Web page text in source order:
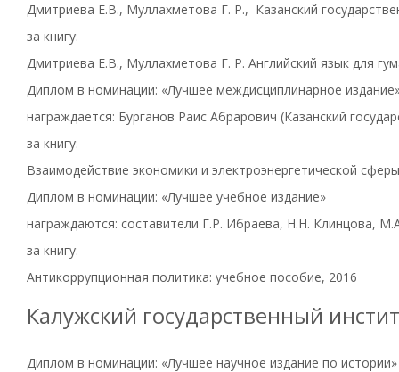
Дмитриева Е.В., Муллахметова Г. Р., Казанский
за книгу:
Дмитриева Е.В., Муллахметова Г. Р. Английский язык для
Диплом в номинации: «Лучшее междисциплинарное
награждается: Бурганов Раис Абрарович (Казанский
за книгу:
Взаимодействие экономики и электроэнергетической
Диплом в номинации: «Лучшее учебное издание»
награждаются: составители Г.Р. Ибраева, Н.Н. Клинцова,
за книгу:
Антикоррупционная политика: учебное пособие, 2016
Калужский государственный
Диплом в номинации: «Лучшее научное издание по истории»